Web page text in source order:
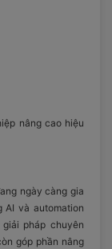
nâng cao hiệu
ngày càng gia
AI và automation
pháp chuyên
góp phần nâng